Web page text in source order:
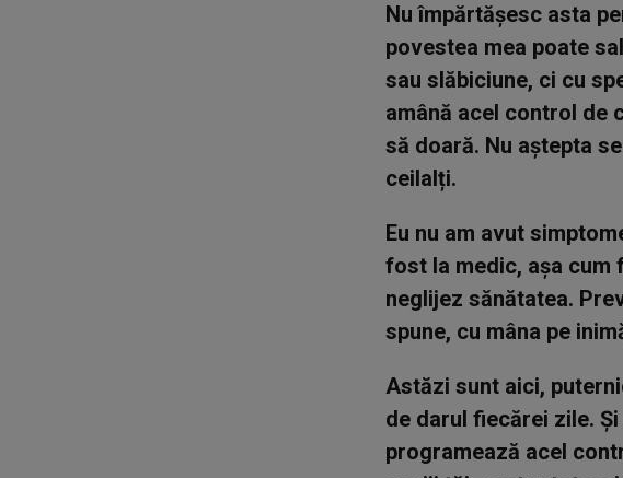
Nu împărtășesc asta
povestea mea poate
sau slăbiciune, ci cu
amână acel control de
să doară. Nu aștepta
ceilalți.
Eu nu am avut
fost la medic, așa cum
neglijez sănătatea.
spune, cu mâna pe
Astăzi sunt aici,
de darul fiecărei zile.
programează acel